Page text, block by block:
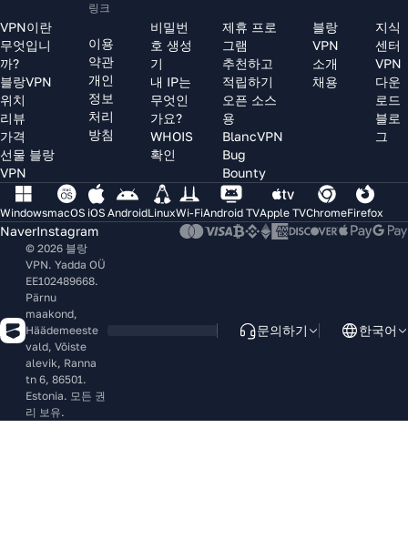
VPN이란
무엇입니
까?
블랑VPN
위치
리뷰
가격
선물 블랑
VPN
링크
이용
약관
개인
정보
처리
방침
비밀번
호 생성
기
내 IP는
무엇인
가요?
WHOIS
확인
제휴 프로
그램
추천하고
적립하기
오픈 소스
용
BlancVPN
Bug
Bounty
블랑
VPN
소개
채용
지식
센터
VPN
다운
로드
블로
그
WindowsmacOS iOS AndroidLinuxWi-FiAndroid TVApple TVChromeFirefox
NaverInstagram
© 2026 블랑
VPN. Yadda OÜ
EE102489668.
Pärnu
maakond,
Häädemeeste
vald, Võiste
alevik, Ranna
tn 6, 86501.
Estonia. 모든 권
리 보유.
문의하기 한국어